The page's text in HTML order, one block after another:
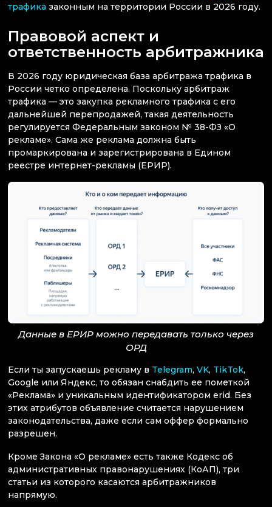
трафика законным на территории России в 2026 году.
Правовой аспект и
ответственность арбитражника
В 2026 году юридическая база арбитража трафика в
России четко определена. Поскольку арбитраж
трафика — это закупка рекламного трафика с его
дальнейшей перепродажей, такая деятельность
регулируется Федеральным законом № 38-ФЗ «О
рекламе». Сама же реклама должна быть
промаркирована и зарегистрирована в Едином
реестре интернет-рекламы (ЕРИР).
Данные в ЕРИР можно передавать только через
ОРД
Если ты запускаешь рекламу в Telegram, VK, TikTok,
Google или Яндекс, то обязан снабдить ее пометкой
«Реклама» и уникальным идентификатором erid. Без
этих атрибутов объявление считается нарушением
законодательства, даже если сам оффер формально
разрешен.
Кроме Закона «О рекламе» есть также Кодекс об
административных правонарушениях (КоАП), три
статьи из которого касаются арбитражников
напрямую.